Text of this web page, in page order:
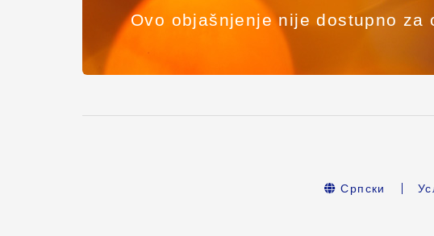
Ovo objašnjenje nije dostupno za
Српски